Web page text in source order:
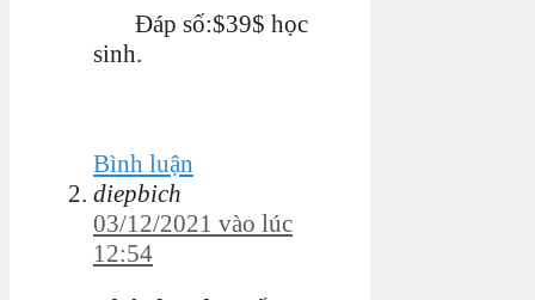
Đáp số:$39$ học
sinh.
Bình luận
diepbich
03/12/2021 vào lúc
12:54